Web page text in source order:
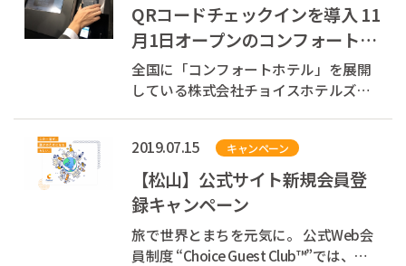
QRコードチェックインを導入 11
月1日オープンのコンフォートホ
テル名古屋新幹線口でも可能に
全国に「コンフォートホテル」を展開
している株式会社チョイスホテルズジ
テルズジャパン）は、11月1日に開業す
るコンフォートホテル名古屋新幹線口
で、QR コードによりチェックインがで
きるチ...
2019.07.15 キャンペーン
【松山】公式サイト新規会員登
録キャンペーン
旅で世界とまちを元気に。 公式Web会
員制度 “Choice Guest Club™”では、お